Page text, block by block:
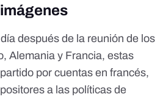
después de la reunión de los
Alemania y Francia, estas
por cuentas en francés,
a las políticas de